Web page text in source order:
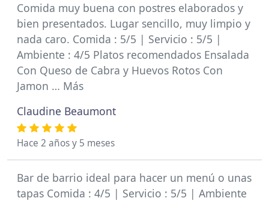
Comida muy buena con postres elaborados y
bien presentados. Lugar sencillo, muy limpio y
nada caro. Comida : 5/5 | Servicio : 5/5 |
Ambiente : 4/5 Platos recomendados Ensalada
Con Queso de Cabra y Huevos Rotos Con
Jamon … Más
Claudine Beaumont
Hace 2 años y 5 meses
Bar de barrio ideal para hacer un menú o unas
tapas Comida : 4/5 | Servicio : 5/5 | Ambiente